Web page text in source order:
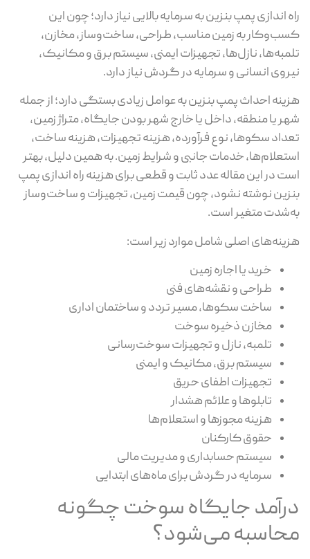
اندازی پمپ بنزین به سرمایه بالایی نیاز دارد؛ چون این
به زمین مناسب، طراحی، ساخت‌وساز، مخازن،
نازل‌ها، تجهیزات ایمنی، سیستم برق و مکانیک،
انسانی و سرمایه در گردش نیاز دارد.
احداث پمپ بنزین به عوامل زیادی بستگی دارد؛ از جمله
یا منطقه، داخل یا خارج شهر بودن جایگاه، متراژ زمین،
سکوها، نوع فرآورده، هزینه تجهیزات، هزینه ساخت،
خدمات جانبی و شرایط زمین. به همین دلیل، بهتر
در این مقاله عدد ثابت و قطعی برای هزینه راه اندازی پمپ
نوشته نشود، چون قیمت زمین، تجهیزات و ساخت‌وساز
متغیر است.
اصلی شامل موارد زیر است:
خرید یا اجاره زمین
طراحی و نقشه‌های فنی
ساخت سکوها، مسیر تردد و ساختمان اداری
مخازن ذخیره سوخت
تلمبه، نازل و تجهیزات سوخت‌رسانی
سیستم برق، مکانیک و ایمنی
تجهیزات اطفای حریق
تابلوها و علائم هشدار
هزینه مجوزها و استعلام‌ها
حقوق کارکنان
سیستم حسابداری و مدیریت مالی
سرمایه در گردش برای ماه‌های ابتدایی
جایگاه سوخت چگونه
می‌شود؟